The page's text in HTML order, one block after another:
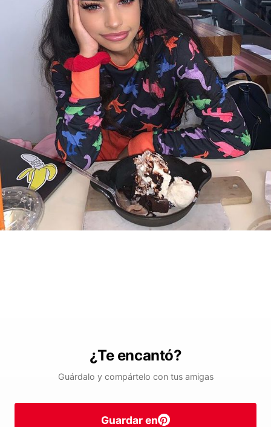
¿Te encantó?
Guárdalo y compártelo con tus amigas
Guardar en